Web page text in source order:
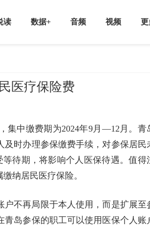
读 数据+ 音频 视频 更
医疗保险费
集中缴费期为2024年9月—12月。青
时办理参保缴费手续，对参保居民
待期，将影响个人医保待遇。值得
纳居民医疗保险。
不再局限于本人使用，而是扩展至
岛参保的职工可以使用医保个人账